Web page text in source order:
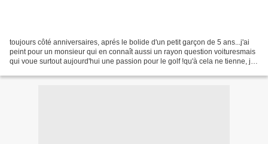
toujours côté anniversaires, aprés le bolide d'un petit garçon de 5 ans...j'ai
peint pour un monsieur qui en connaît aussi un rayon question voituresmais
qui voue surtout aujourd'hui une passion pour le golf !qu'à cela ne tienne, j'ai